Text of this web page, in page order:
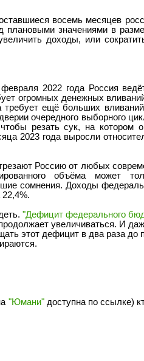
восемь месяцев
значениями в
доходы, или
2022 года Россия
огромных денежных
ещё больших
очередного выборного
резать сук, на котором
2023 года выросли
Россию от любых
объёма может
сомнения. Доходы
"Дефицит федерального
увеличиваться. И
этот дефицит в два раза до
"Юмани"доступна по ссылке)